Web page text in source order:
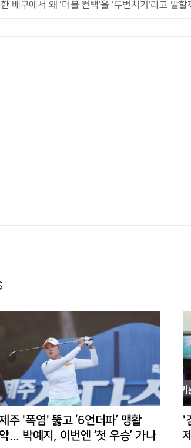
배구에서 왜 '더블 컨택'을 '두번치기'라고 말할
주 '폭염' 뚫고 ‘6언더파’ 맹활
... 박예지, 이번엔 ‘첫 우승’ 가나
'